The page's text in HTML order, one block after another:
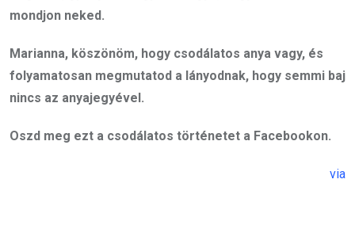
mondjon neked.
Marianna, köszönöm, hogy csodálatos anya vagy, és
folyamatosan megmutatod a lányodnak, hogy semmi baj
nincs az anyajegyével.
Oszd meg ezt a csodálatos történetet a Facebookon.
via